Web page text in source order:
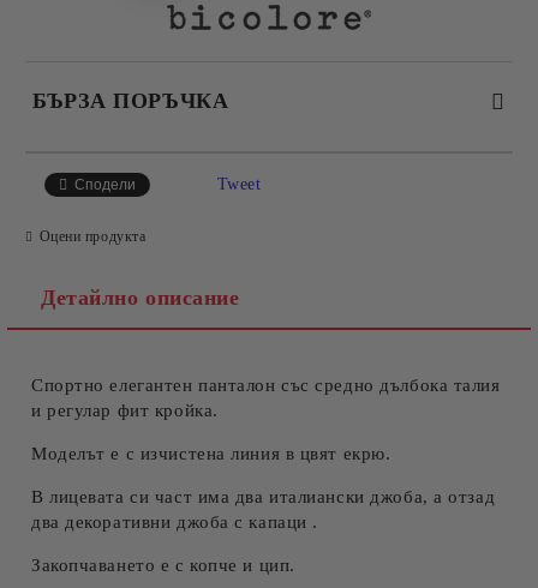
БЪРЗА ПОРЪЧКА
Съгласен съм сПолитиката за лични данни
Ние ще се свържем с вас в рамките на работния ден.
Сподели Tweet
Оцени продукта
Детайлно описание
Спортно елегантен панталон със средно дълбока талия
и регулар фит кройка.
Моделът е с изчистена линия в цвят екрю.
В лицевата си част има два италиански джоба, а отзад
два декоративни джоба с капаци .
Закопчаването е с копче и цип.